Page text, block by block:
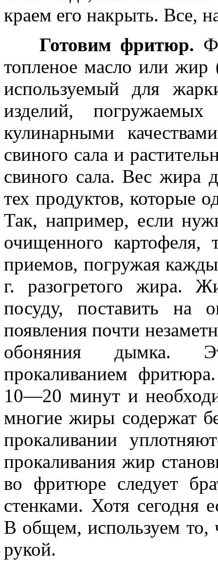
краем его накрыть. Все,
Готовим фритюр.
топленое масло или жир
используемый для
изделий,
кулинарными
свиного сала и
свиного сала. Вес жира
тех продуктов, которые
Так, например, если
очищенного
приемов, погружая
г. разогретого жира.
посуду, поставить на
появления почти
обоняния дымка.
прокаливанием
10—20 минут и
многие жиры содержат
прокаливании
прокаливания жир
во фритюре следует
стенками. Хотя сегодня
В общем, используем то,
рукой.